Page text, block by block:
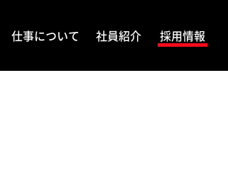
仕事について 社員紹介 採用情報